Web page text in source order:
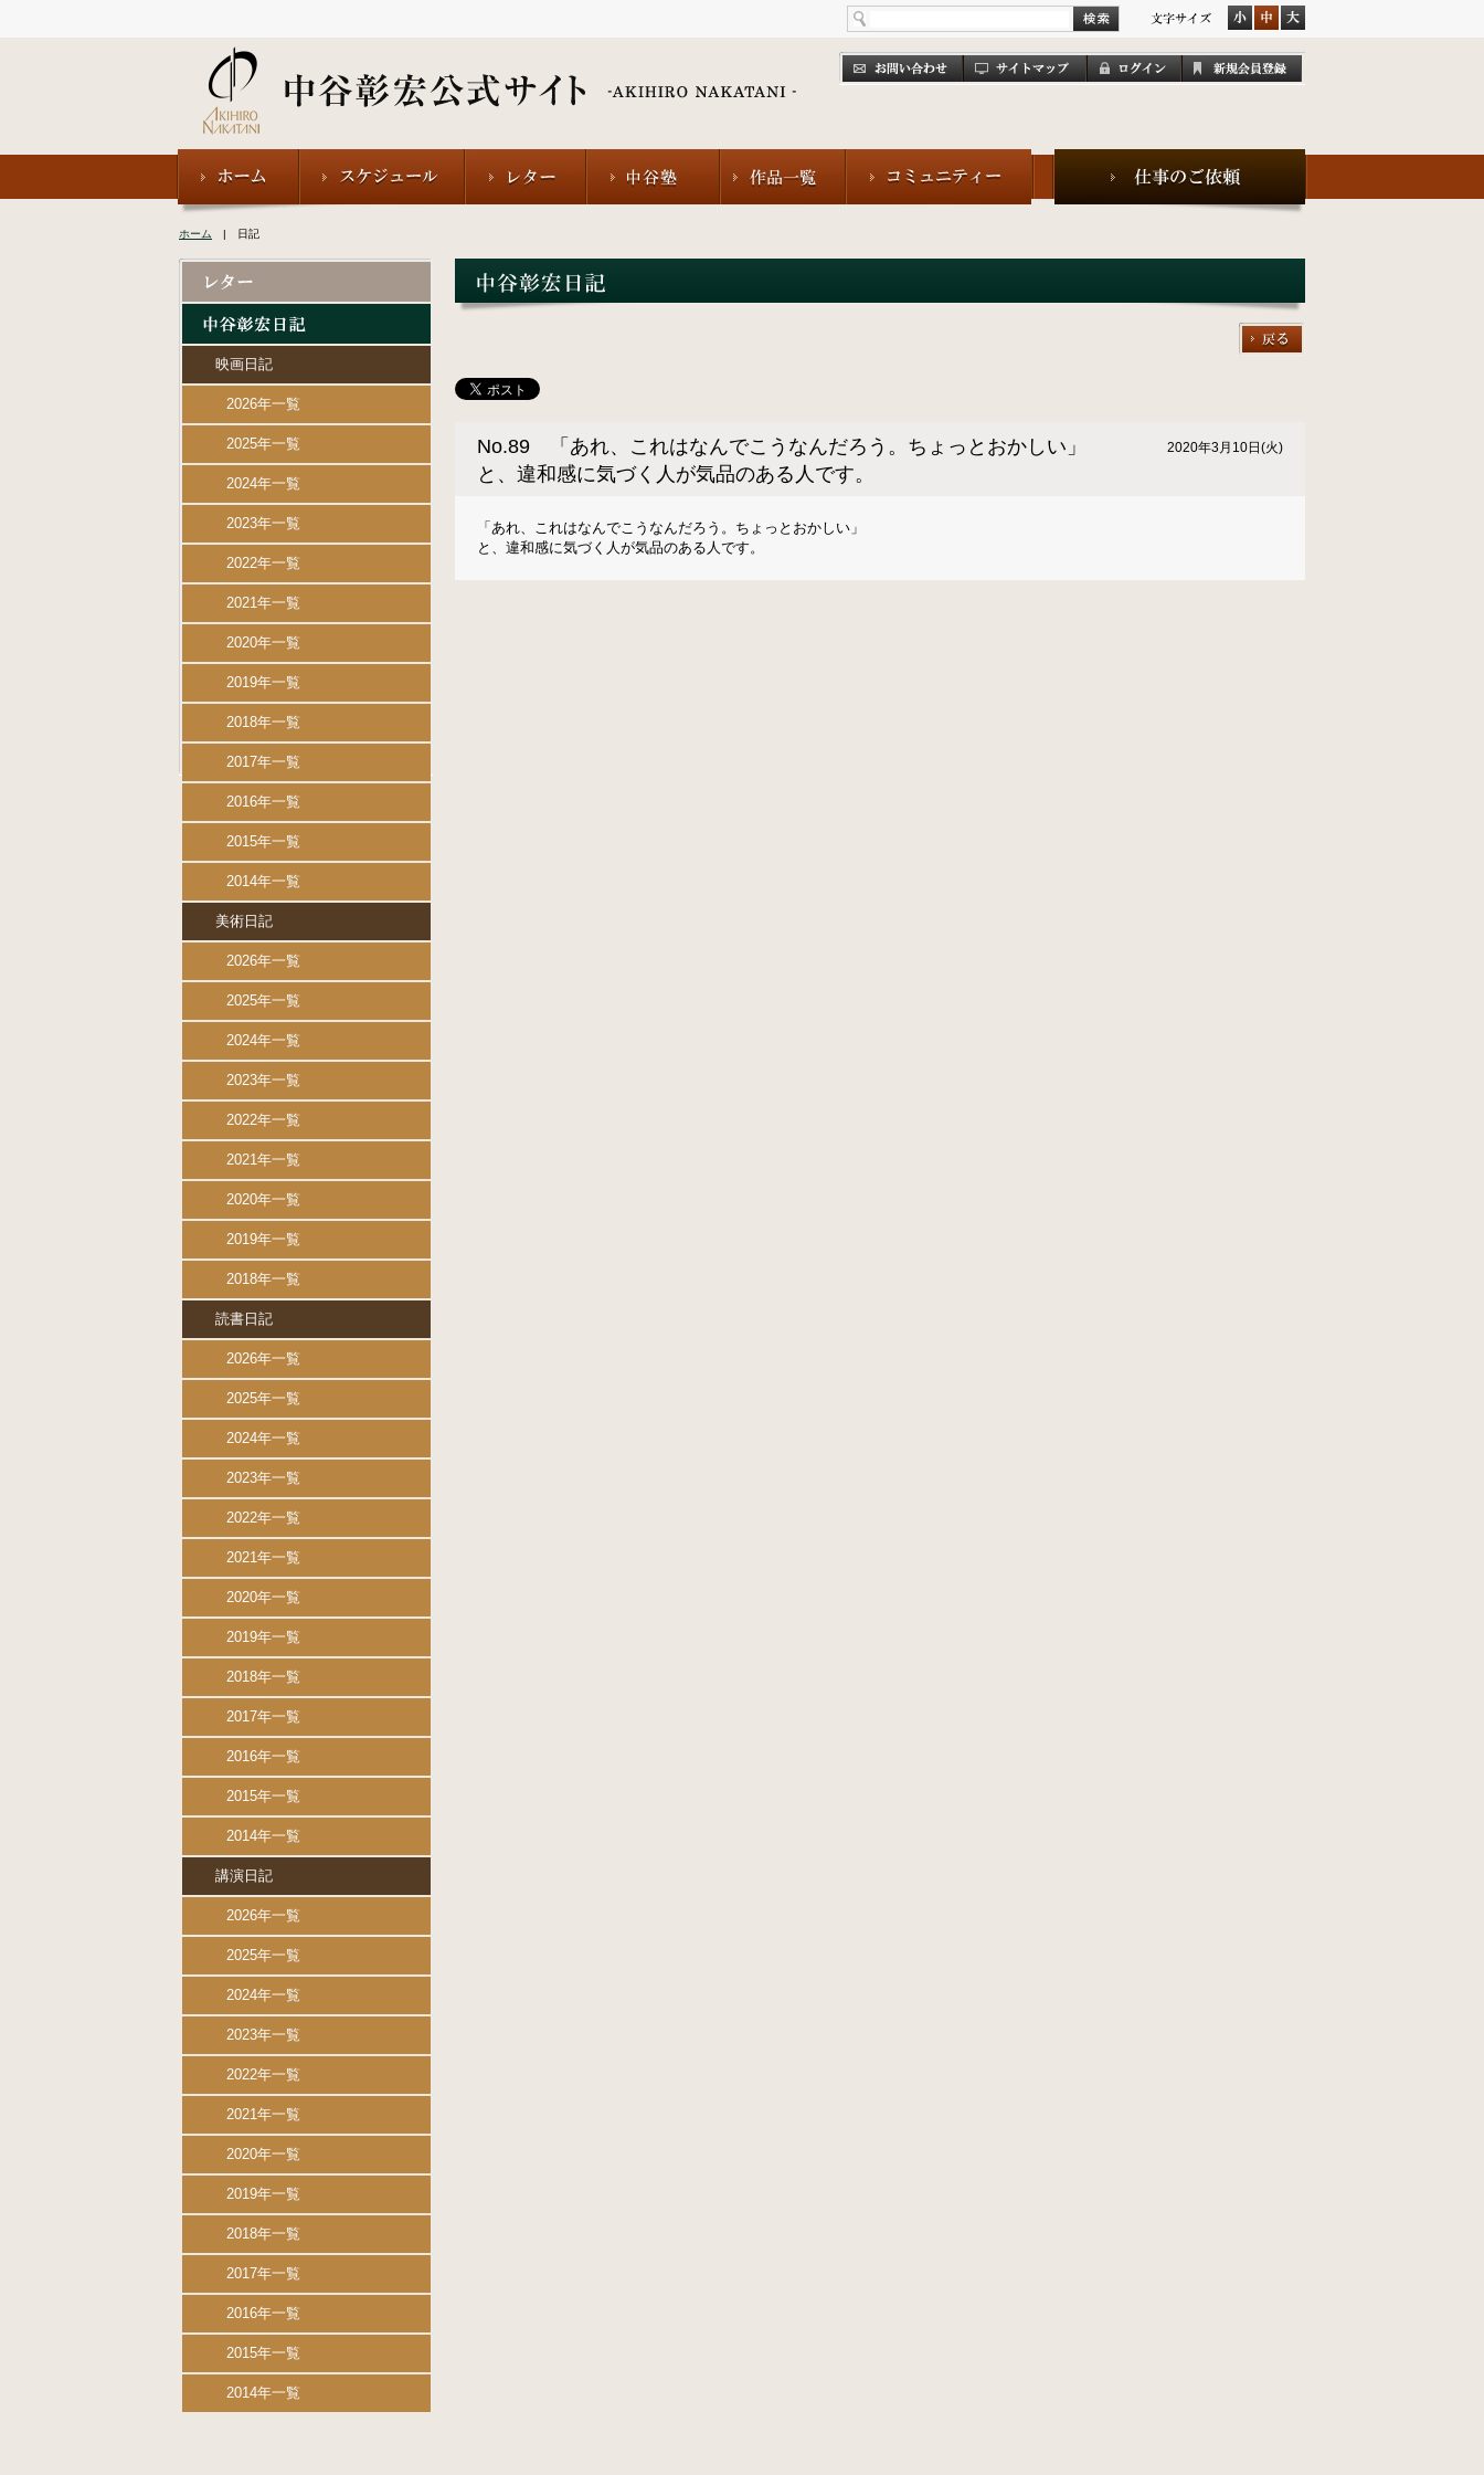
ホーム | 日記
No.89 「あれ、これはなんでこうなんだろう。ちょっとおかしい」
と、違和感に気づく人が気品のある人です。
2020年3月10日(火)
「あれ、これはなんでこうなんだろう。ちょっとおかしい」
と、違和感に気づく人が気品のある人です。
映画日記
2026年一覧
2025年一覧
2024年一覧
2023年一覧
2022年一覧
2021年一覧
2020年一覧
2019年一覧
2018年一覧
2017年一覧
2016年一覧
2015年一覧
2014年一覧
美術日記
2026年一覧
2025年一覧
2024年一覧
2023年一覧
2022年一覧
2021年一覧
2020年一覧
2019年一覧
2018年一覧
読書日記
2026年一覧
2025年一覧
2024年一覧
2023年一覧
2022年一覧
2021年一覧
2020年一覧
2019年一覧
2018年一覧
2017年一覧
2016年一覧
2015年一覧
2014年一覧
講演日記
2026年一覧
2025年一覧
2024年一覧
2023年一覧
2022年一覧
2021年一覧
2020年一覧
2019年一覧
2018年一覧
2017年一覧
2016年一覧
2015年一覧
2014年一覧